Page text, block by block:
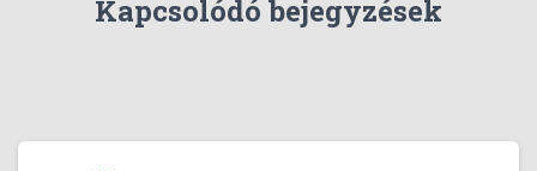
Kapcsolódó bejegyzések